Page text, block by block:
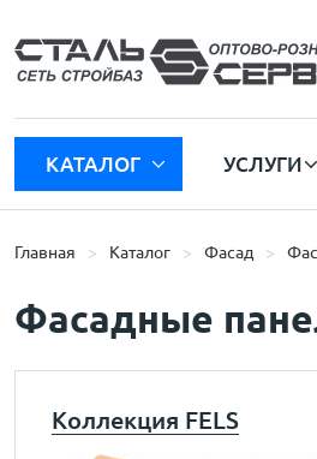
КАТАЛОГ УСЛУГИ
Главная Каталог Фасад
Фасадные
Коллекция FELS